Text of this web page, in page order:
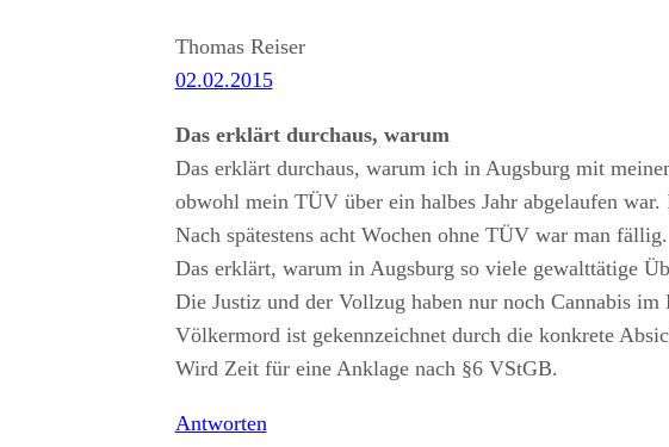
Thomas Reiser
02.02.2015
Das erklärt durchaus, warum
Das erklärt durchaus, warum ich in Augsburg mit
obwohl mein TÜV über ein halbes Jahr abgelaufen
Nach spätestens acht Wochen ohne TÜV war man fällig.
Das erklärt, warum in Augsburg so viele gewalttätige
Die Justiz und der Vollzug haben nur noch Cannabis im
Völkermord ist gekennzeichnet durch die konkrete
Wird Zeit für eine Anklage nach §6 VStGB.
Antworten